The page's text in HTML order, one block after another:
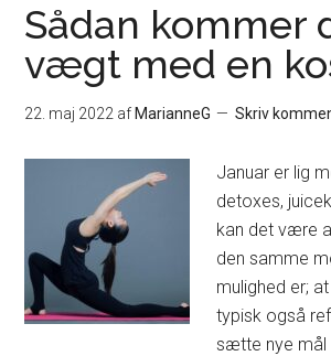
Sådan kommer
vægt med en
22. maj 2022 af MarianneG Skriv
Januar er lig
detoxes,
kan det være
den samme
mulighed er;
typisk også
sætte nye mål